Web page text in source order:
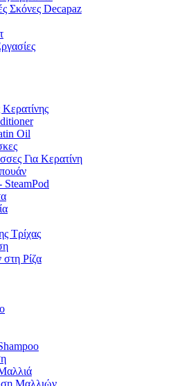
Σκόνες Decapaz
Oil
Για Κερατίνη
SteamPod
Τρίχας
Ρίζα